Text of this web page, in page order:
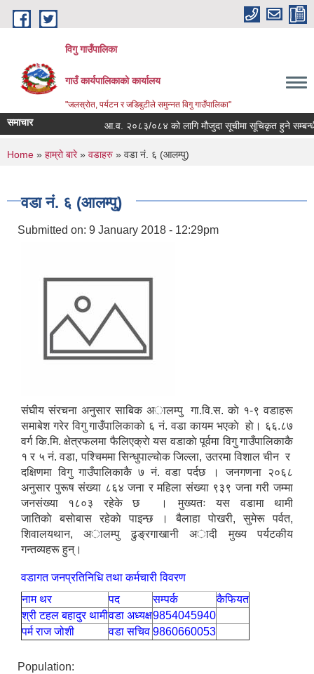
Skip to main content
विगु गाउँपालिका
गाउँ कार्यपालिकाको कार्यालय
"जलस्रोत, पर्यटन र जडिबुटीले समुन्नत विगु गाउँपालिका"
समाचार आ.व. २०८३/०८४ को लागि मौजुदा सूचीमा सूचिकृत हुने सम्बन्धी
You are here
Home » हाम्रो बारे» वडाहरु » वडा नं. ६ (आलम्पु)
वडा नं. ६ (आलम्पु)
Submitted on: 9 January 2018 - 12:29pm
संघीय संरचना अनुसार साबिक अालम्पु गा.वि.स. काे १-९ वडाहरू
समाबेश गरेर विगु गाउँपालिकाकाे ६ नं. वडा कायम भएकाे हाे। ६६.८७
वर्ग कि.मि. क्षेत्रफलमा फैलिएक्राे यस वडाकाे पूर्वमा विगु गाउँपालिकाकै
१ र ५ नं. वडा, पश्चिममा सिन्धुपाल्चाेक जिल्ला, उतरमा विशाल चीन र
दक्षिणमा विगु गाउँपालिकाकै ७ नं. वडा पर्दछ । जनगणना २०६८
अनुसार पुरूष संख्या ८६४ जना र महिला संख्या ९३९ जना गरी जम्मा
जनसंख्या १८०३ रहेके छ । मुख्यतः यस वडामा थामी
जातिकाे बसाेबास रहेकाे पाइन्छ । बैलाहा पाेखरी, सुमेरू पर्वत,
शिवालयथान, अालम्पु ढुङ्रगाखानी अादी मुख्य पर्यटकीय
गन्तव्यहरू हुन्।
वडागत जनप्रतिनिधि तथा कर्मचारी विवरण
नाम थर
पद सम्पर्क
कैफियत
श्री टहल बहादुर थामीवडा अध्यक्ष9854045940
पर्म राज जोशी
वडा सचिव 9860660053
Population: